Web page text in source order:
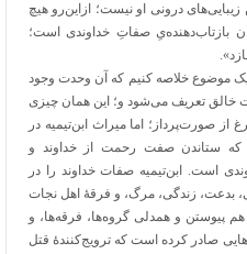
زیبایی‌های درونی او نیست؛ ازاین‌رو هیچ
بازتاب‌دهنده‌یِ صفاتِ خداوندی است؛
یک موضوع خلاصه کنیم که آن وحدت وجود
تعریف می‌شود و؛ این همان چیزی
صورت‌پرداز؛ اما میراث ابن‌تیمیه در
که ستاندن صفت رحمت از خداوند و
است. ابن‌تیمیه صفات خداوند را در
بدعت، زندگی، مرگ، و فرقهٔ اهل نجات
پیوستن و همدلی گروه‌ها، فرقه‌ها، و
صادر کرده است که ترویج‌کنندهٔ قتل